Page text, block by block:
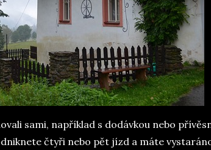
sami, například s dodávkou nebo
čtyři nebo pět jízd a máte